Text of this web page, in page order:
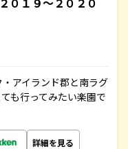
アイランド郡と南ラグ
も行ってみたい楽園で
詳細を見る